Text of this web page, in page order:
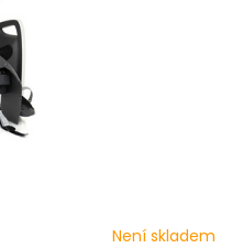
Není skladem